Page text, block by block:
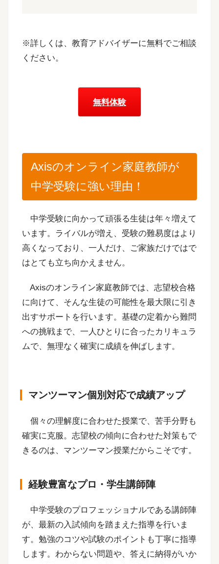
※詳しくは、教育アドバイザーに無料でご相談
ください。
無料体験
Axisのオンライン家庭教師が
中学受験に強い理由！
中学受験に向かって頑張る生徒は年々増えて
います。ライバルが増え、受験の難易度はより
高くなっており、一人だけ、ご家族だけではで
はとても立ち向かえません。
Axisのオンライン家庭教師では、志望校合格
に向けて、そんな生徒の可能性を最大限に引き
出すサポートを行います。基礎の定着から難問
への挑戦まで、一人ひとりに合ったカリキュラ
ムで、無理なく確実に成績を伸ばします。
マンツーマン個別対応で成績アップ
個々の理解度に合わせた授業で、苦手分野も
確実に克服。志望校の傾向に合わせた対策もで
きるのは、マンツーマン授業だからこそです。
経験豊富なプロ・学生講師陣
中学受験のプロフェッショナルである講師陣
が、最新の入試傾向を踏まえた指導を行いま
す。勉強のコツや試験のポイントも丁寧に指導
します。わからない問題や、答えに納得がいか